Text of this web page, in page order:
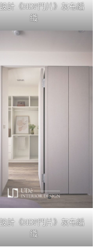
計《HDP門片》灰布編
織
計《HDP門片》灰布編
織